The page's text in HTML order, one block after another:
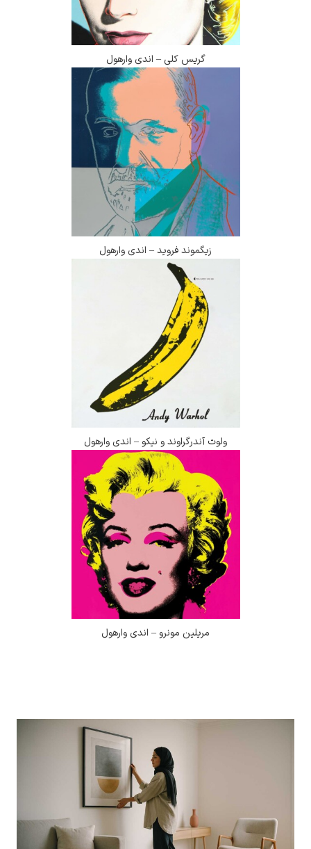
گریس کلی – اندی وارهول
زیگموند فروید – اندی وارهول
ولوت آندرگراوند و نیکو – اندی وارهول
مریلین مونرو – اندی وارهول